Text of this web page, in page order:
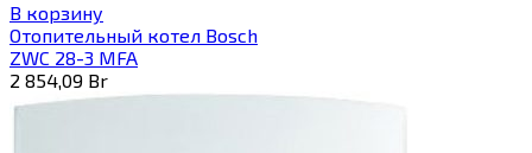
В корзину
Отопительный котел Bosch
ZWC 28-3 MFA
2 854,09 Br